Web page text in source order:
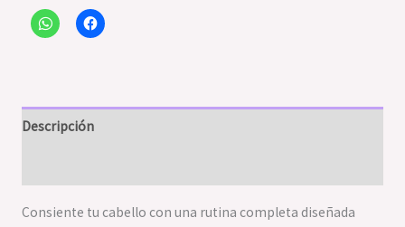
Descripción
Consiente tu cabello con una rutina completa diseñada